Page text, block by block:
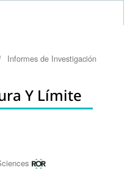
Informes de Investigación
Y Límite